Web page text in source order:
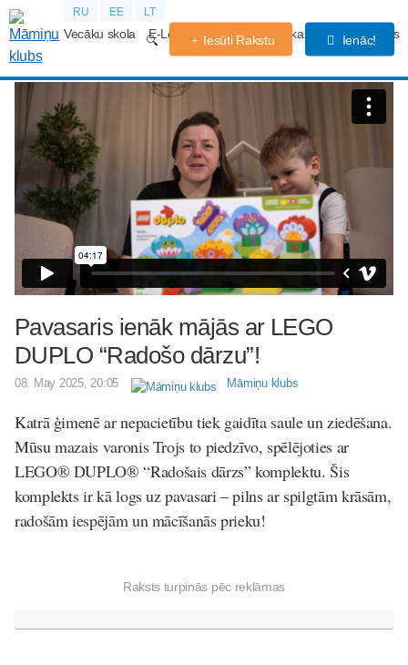
RU EE LT
Vecāku skola E-Lekcijas Grūtniecības kalendārs Forums
Iesūti Rakstu Ienāc!
Pavasaris ienāk mājās ar LEGO
DUPLO “Radošo dārzu”!
08. May 2025, 20:05 Māmiņu klubs
Katrā ģimenē ar nepacietību tiek gaidīta saule un ziedēšana.
Mūsu mazais varonis Trojs to piedzīvo, spēlējoties ar
LEGO® DUPLO® “Radošais dārzs” komplektu. Šis
komplekts ir kā logs uz pavasari – pilns ar spilgtām krāsām,
radošām iespējām un mācīšanās prieku!
Raksts turpinās pēc reklāmas